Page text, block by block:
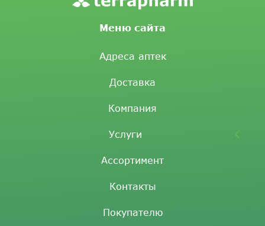
Меню сайта
Адреса аптек
Доставка
Компания
Услуги
Ассортимент
Контакты
Покупателю